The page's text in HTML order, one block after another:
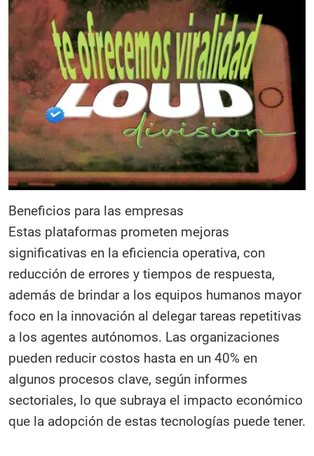
Beneficios para las empresas
Estas plataformas prometen mejoras
significativas en la eficiencia operativa, con
reducción de errores y tiempos de respuesta,
además de brindar a los equipos humanos mayor
foco en la innovación al delegar tareas repetitivas
a los agentes autónomos. Las organizaciones
pueden reducir costos hasta en un 40% en
algunos procesos clave, según informes
sectoriales, lo que subraya el impacto económico
que la adopción de estas tecnologías puede tener.​